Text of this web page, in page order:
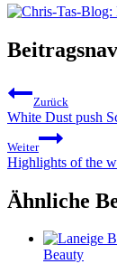
Zurück
White Dust push
Weiter
Highlights of the
Ähnliche
Beauty